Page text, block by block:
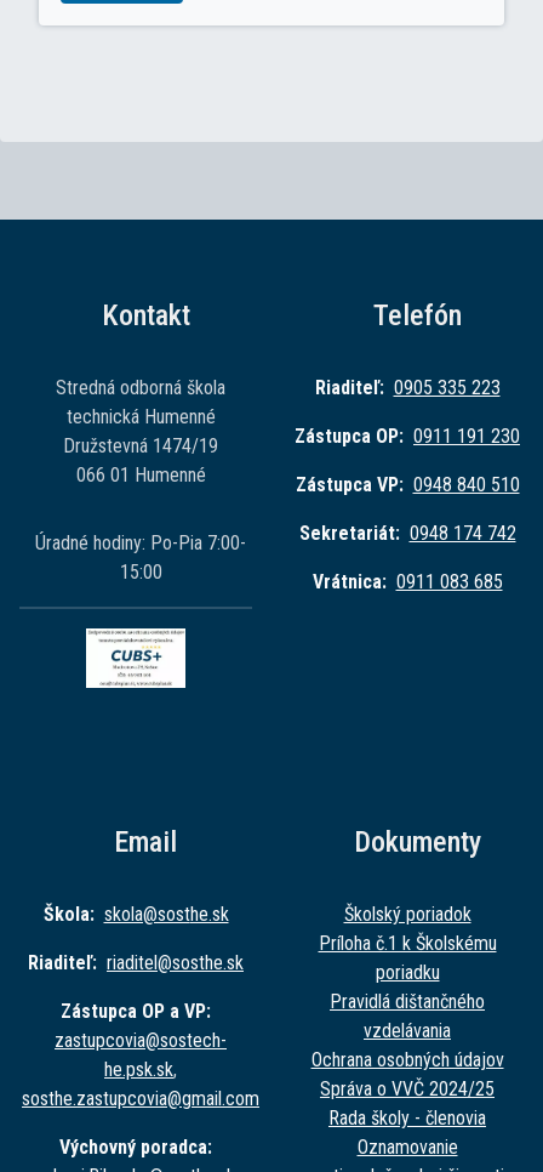
Kontakt
Stredná odborná škola
technická Humenné
Družstevná 1474/19
066 01 Humenné
Úradné hodiny: Po-Pia 7:00-
15:00
Telefón
Riaditeľ: 0905 335 223
Zástupca OP: 0911 191 230
Zástupca VP: 0948 840 510
Sekretariát: 0948 174 742
Vrátnica: 0911 083 685
Email
Škola: skola@sosthe.sk
Riaditeľ: riaditel@sosthe.sk
Zástupca OP a VP:
zastupcovia@sostech-
he.psk.sk,
sosthe.zastupcovia@gmail.com
Výchovný poradca:
Dokumenty
Školský poriadok
Príloha č.1 k Školskému
poriadku
Pravidlá dištančného
vzdelávania
Ochrana osobných údajov
Správa o VVČ 2024/25
Rada školy - členovia
Oznamovanie